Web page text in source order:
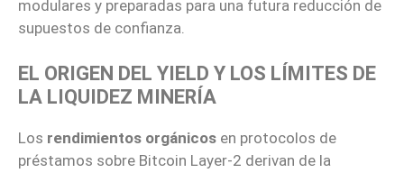
modulares y preparadas para una futura reducción de
supuestos de confianza.
EL ORIGEN DEL YIELD Y LOS LÍMITES DE
LA LIQUIDEZ MINERÍA
Los rendimientos orgánicos en protocolos de
préstamos sobre Bitcoin Layer-2 derivan de la